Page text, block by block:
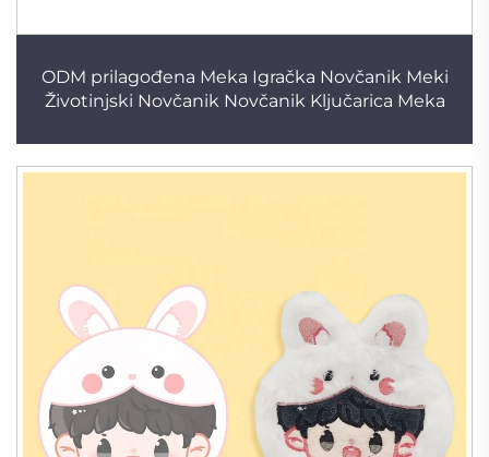
ODM prilagođena Meka Igračka Novčanik Meki
Životinjski Novčanik Novčanik Ključarica Meka